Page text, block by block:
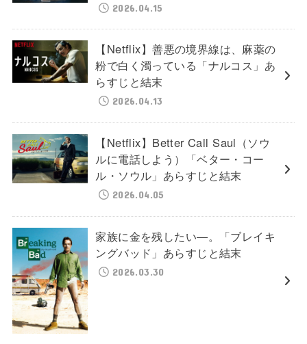
2026.04.15
【Netflix】善悪の境界線は、麻薬の
粉で白く濁っている「ナルコス」あ
らすじと結末
2026.04.13
【Netflix】Better Call Saul（ソウ
ルに電話しよう）「ベター・コー
ル・ソウル」あらすじと結末
2026.04.05
家族に金を残したい―。「ブレイキ
ングバッド」あらすじと結末
2026.03.30